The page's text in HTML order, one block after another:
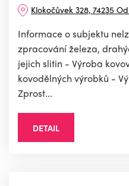
Klokočůvek 328, 74235
Informace o subjektu
zpracování železa,
jejich slitin - Výroba
kovodělných výrobků -
Zprost...
DETAIL